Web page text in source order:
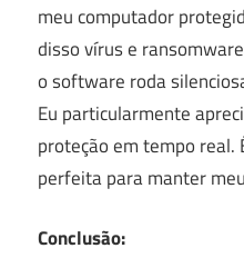
meu computador
disso vírus e
o software roda
Eu particularmente
proteção em tempo real.
perfeita para manter
Conclusão: